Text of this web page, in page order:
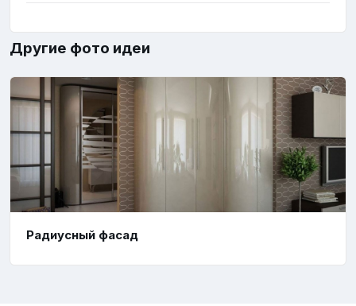
Другие фото идеи
Радиусный фасад